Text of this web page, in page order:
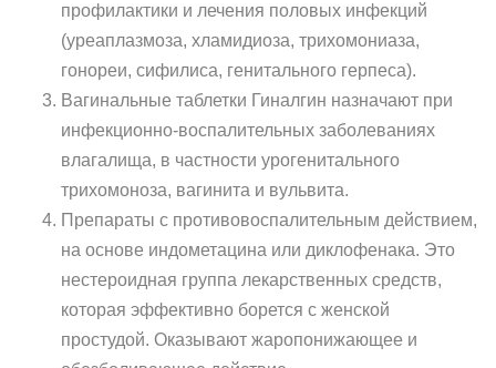
профилактики и лечения половых инфекций
(уреаплазмоза, хламидиоза, трихомониаза,
гонореи, сифилиса, генитального герпеса).
Вагинальные таблетки Гиналгин назначают при
инфекционно-воспалительных заболеваниях
влагалища, в частности урогенитального
трихомоноза, вагинита и вульвита.
Препараты с противовоспалительным действием,
на основе индометацина или диклофенака. Это
нестероидная группа лекарственных средств,
которая эффективно борется с женской
простудой. Оказывают жаропонижающее и